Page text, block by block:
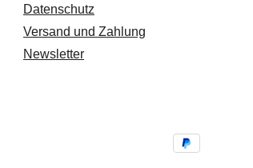
Datenschutz
Versand und Zahlung
Newsletter